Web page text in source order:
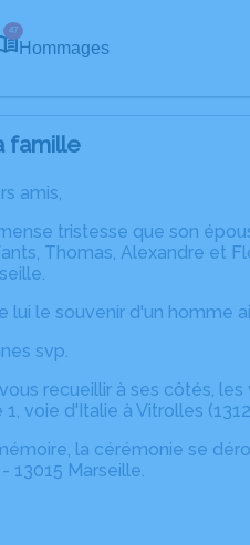
47
Hommages
famille
amis,
tristesse que son
Thomas, Alexandre et
lui le souvenir d'un homme
svp.
recueillir à ses côtés,
voie d'Italie à Vitrolles
la cérémonie se
13015 Marseille.